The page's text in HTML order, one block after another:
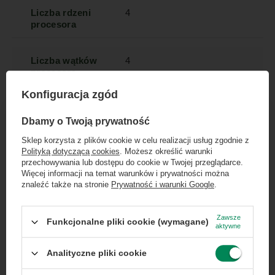
Liczba rdzeni
procesora
4
Liczba wątków
procesora
4
RAM
Wielkość
pamięci RAM
16 GB
Typ dysku
SSD
Pojemność
256
Dołącz do newslettera Green
Computers
Zgarnij jako pierwszy informacje o zniżkach i
rabatach w naszym sklepie!
...lub zadzwoń od razu, aby odebrać
przy zamówieniu telefonicznym
50 zł rabatu!
Rabat 50 zł przy zamówieniach powyżej 300 zł. Oferta
Konfiguracja zgód
Dbamy o Twoją prywatność
Sklep korzysta z plików cookie w celu realizacji usług zgodnie z
Polityką dotyczącą cookies. Możesz określić warunki
przechowywania lub dostępu do cookie w Twojej przeglądarce.
Więcej informacji na temat warunków i prywatności można
znaleźć także na stronie Prywatność i warunki Google.
Funkcjonalne pliki cookie (wymagane)
Zawsze
aktywne
Analityczne pliki cookie